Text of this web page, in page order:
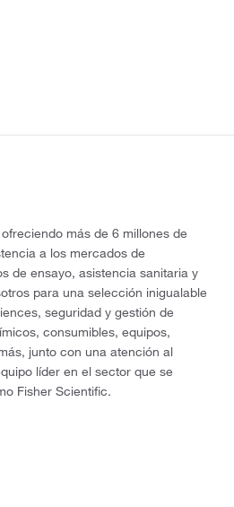
más de 6 millones de
a los mercados de
de ensayo, asistencia sanitaria y
para una selección inigualable
seguridad y gestión de
consumibles, equipos,
junto con una atención al
líder en el sector que se
Fisher Scientific.